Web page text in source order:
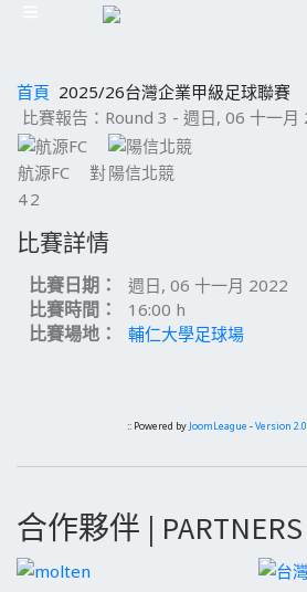
首頁 2025/26台灣企業甲級足球聯賽
比賽報告：Round 3 - 週日, 06 十一
航源FC 對陽信北競
42
比賽詳情
比賽日期： 週日, 06 十一月 2022
比賽時間： 16:00 h
比賽場地： 輔仁大學足球場
:: Powered by JoomLeague -Version
合作夥伴 | PARTNERS